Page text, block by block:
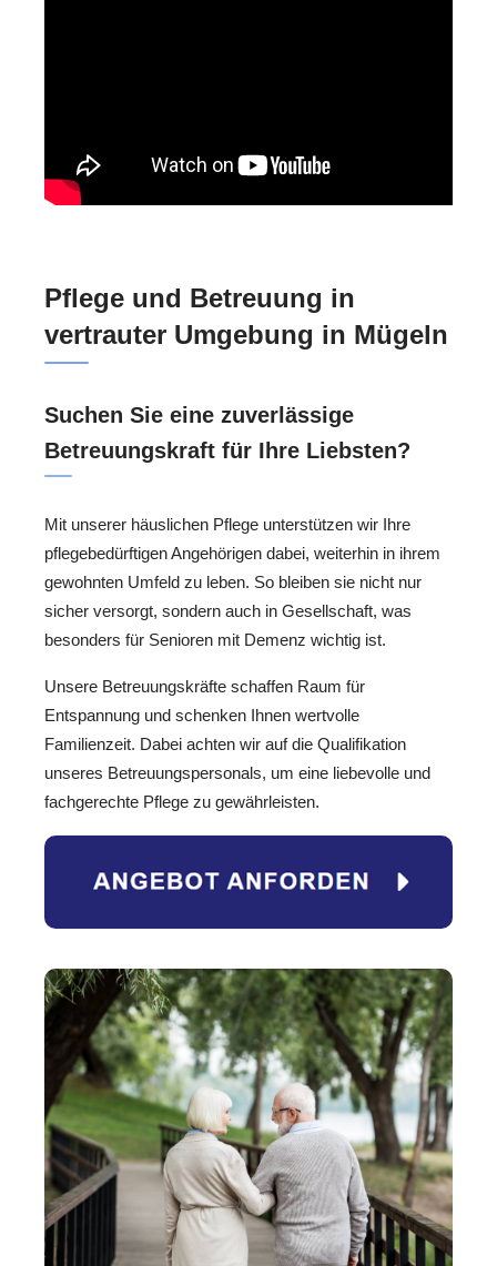
Pflege und Betreuung in
vertrauter Umgebung in Mügeln
Suchen Sie eine zuverlässige
Betreuungskraft für Ihre Liebsten?
Mit unserer häuslichen Pflege unterstützen wir Ihre
pflegebedürftigen Angehörigen dabei, weiterhin in ihrem
gewohnten Umfeld zu leben. So bleiben sie nicht nur
sicher versorgt, sondern auch in Gesellschaft, was
besonders für Senioren mit Demenz wichtig ist.
Unsere Betreuungskräfte schaffen Raum für
Entspannung und schenken Ihnen wertvolle
Familienzeit. Dabei achten wir auf die Qualifikation
unseres Betreuungspersonals, um eine liebevolle und
fachgerechte Pflege zu gewährleisten.